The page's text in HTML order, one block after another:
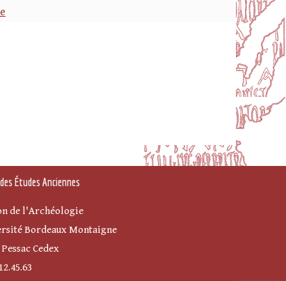
Études Anciennes
de l'Archéologie
Bordeaux Montaigne
Cedex